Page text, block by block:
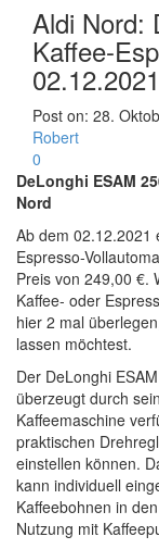
Aldi Nord:
Kaffee-
Post on: 28.
Robert
0
DeLonghi ESAM
Nord
Ab dem 02.12.2021
Espresso-
Preis von 249,00 €.
Kaffee- oder
hier 2 mal
lassen möchtest.
Der DeLonghi
überzeugt durch
Kaffeemaschine
praktischen
einstellen können.
kann individuell
Kaffeebohnen in
Nutzung mit